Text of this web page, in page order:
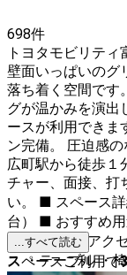
698件
トヨタモビリテ
壁面いっぱいのグ
落ち着く空間です
グが温かみを演出
ースが利用できます！ 設備も充実！綺麗なトイレ
ン完備。 圧迫感のな
広町駅から徒歩１分！ア
チャー、面接、打
い。 ■ スペース詳細 ・天井高:約6.5m ・駐車場あり（２
台） ■ おすすめ用途 商品説明、レクチャー、面接、打ち合
わせ など ■ アクセス 五福末広町駅より徒歩１分 ■ オフィ
ス ・テーブル ・椅子 ■ その他 ・トイレ（ウォ
...すべて読む
スペースご利用で3